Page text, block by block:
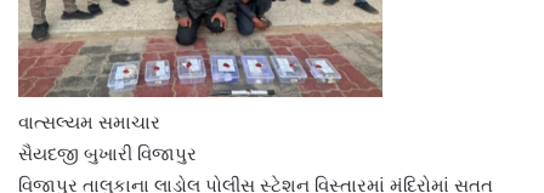
વાત્સલ્યમ સમાચાર
સૈયદજી બુખારી વિજાપુર
વિજાપુર તાલુકાના લાડોલ પોલીસ સ્ટેશન વિસ્તારમાં મંદિરોમાં સતત